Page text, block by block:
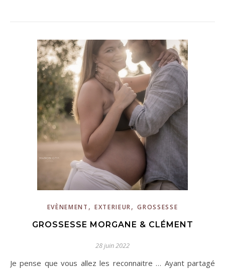
EVÈNEMENT , EXTERIEUR,GROSSESSE
GROSSESSE MORGANE & CLÉMENT
28 juin 2022
Je pense que vous allez les reconnaitre … Ayant partagé